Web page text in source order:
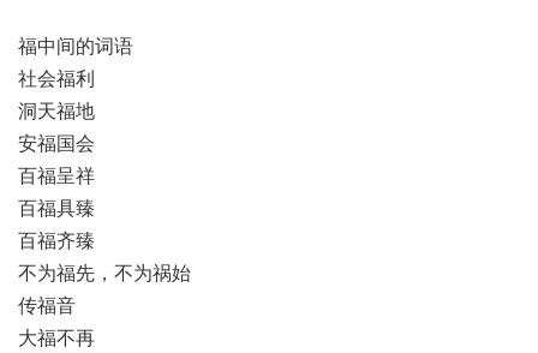
福中间的词语
社会福利
洞天福地
安福国会
百福呈祥
百福具臻
百福齐臻
不为福先，不为祸始
传福音
大福不再